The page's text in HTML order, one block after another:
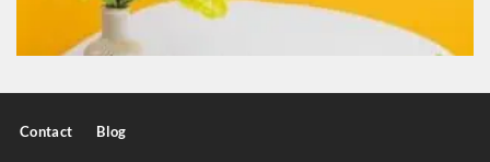
Contact Blog